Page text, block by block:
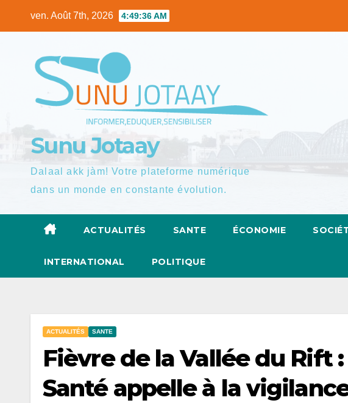
ven. Août 7th, 2026 4:49:37 AM
Sunu Jotaay
Dalaal akk jàm! Votre plateforme numérique
dans un monde en constante évolution.
ACTUALITÉS SANTE ÉCONOMIE
INTERNATIONAL POLITIQUE
ACTUALITÉS SANTE
Fièvre de la Vallée du Rift
Santé appelle à la